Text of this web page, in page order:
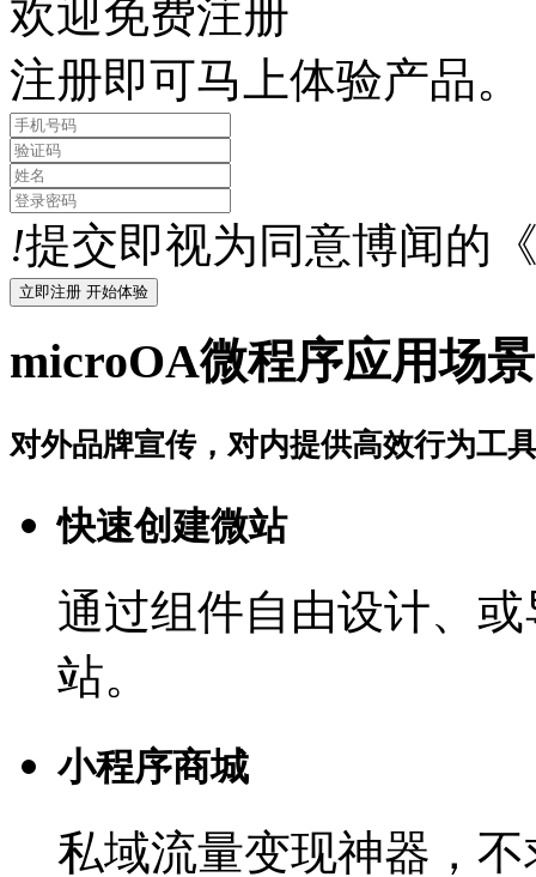
欢迎免费注册
注册即可马上体验产品。
!提交即视为同意博闻的
microOA微程序应用场景
对外品牌宣传，对内提供高效行为工
快速创建微站
通过组件自由设计、
站。
小程序商城
私域流量变现神器，